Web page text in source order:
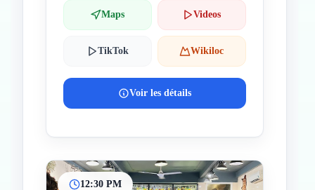
Maps Videos
TikTok Wikiloc
Voir les détails
12:30 PM